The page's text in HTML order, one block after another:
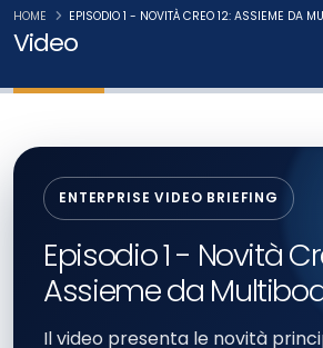
Video
HOME EPISODIO 1 - NOVITÀ CREO 12: ASSIEME DA
ENTERPRISE VIDEO BRIEFING
Episodio 1 - Novità
Assieme da
Il video presenta le novità